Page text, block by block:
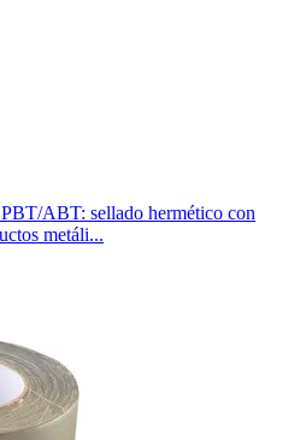
ABT: sellado hermético con
metáli...